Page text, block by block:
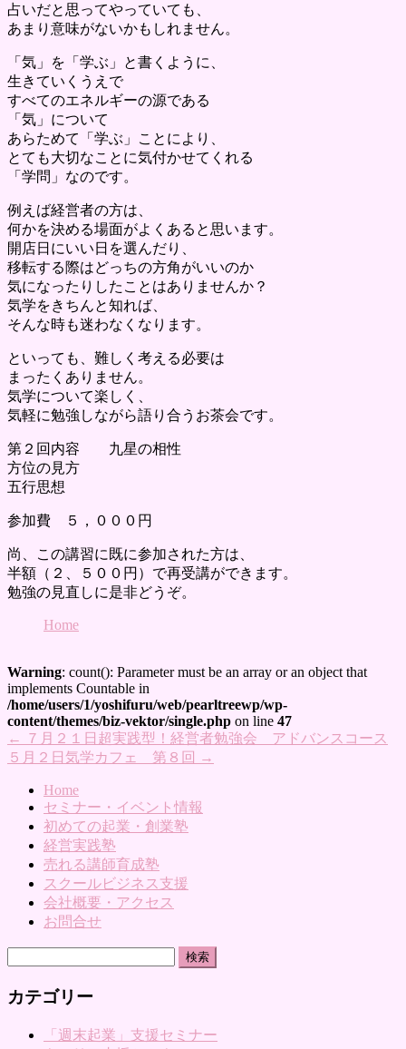
占いだと思ってやっていても、
あまり意味がないかもしれません。
「気」を「学ぶ」と書くように、
生きていくうえで
すべてのエネルギーの源である
「気」について
あらためて「学ぶ」ことにより、
とても大切なことに気付かせてくれる
「学問」なのです。
例えば経営者の方は、
何かを決める場面がよくあると思います。
開店日にいい日を選んだり、
移転する際はどっちの方角がいいのか
気になったりしたことはありませんか？
気学をきちんと知れば、
そんな時も迷わなくなります。
といっても、難しく考える必要は
まったくありません。
気学について楽しく、
気軽に勉強しながら語り合うお茶会です。
第２回内容 九星の相性
方位の見方
五行思想
参加費 ５，０００円
尚、この講習に既に参加された方は、
半額（２、５００円）で再受講ができます。
勉強の見直しに是非どうぞ。
Home
Warning: count(): Parameter must be an array or an object that
implements Countable in
/home/users/1/yoshifuru/web/pearltreewp/wp-
content/themes/biz-vektor/single.php on line 47
←
７月２１日超実践型！経営者勉強会 アドバンスコース
５月２日気学カフェ 第８回 →
Home
セミナー・イベント情報
初めての起業・創業塾
経営実践塾
売れる講師育成塾
スクールビジネス支援
会社概要・アクセス
お問合せ
カテゴリー
「週末起業」支援セミナー